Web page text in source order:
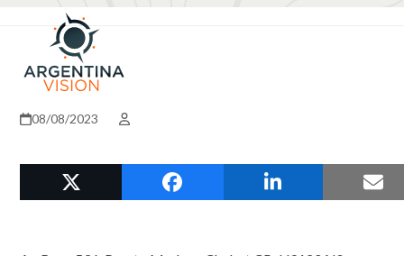
Open
mobile
menu
Close
mobile
menu
08/08/2023